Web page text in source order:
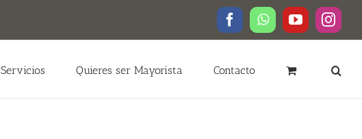
FacebookWhatsAppYouTube
Servicios Quieres ser Mayorista Contacto